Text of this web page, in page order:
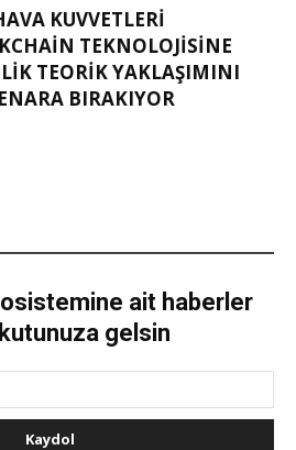
KUVVETLERI
TEKNOLOJISINE
TEORIK YAKLAŞIMINI
BIRAKIYOR
ait haberler
gelsin